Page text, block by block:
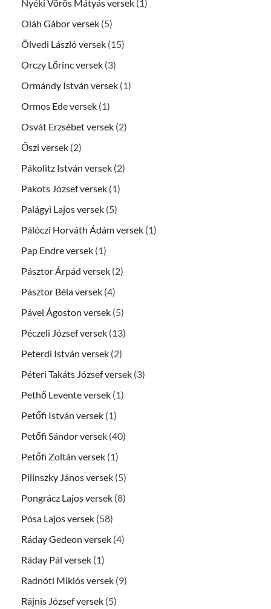
Nyéki Vörös Mátyás versek (1)
Oláh Gábor versek (5)
Ölvedi László versek (15)
Orczy Lőrinc versek (3)
Ormándy István versek (1)
Ormos Ede versek (1)
Osvát Erzsébet versek (2)
Őszi versek (2)
Pákolitz István versek (2)
Pakots József versek (1)
Palágyi Lajos versek (5)
Pálóczi Horváth Ádám versek (1)
Pap Endre versek (1)
Pásztor Árpád versek (2)
Pásztor Béla versek (4)
Pável Ágoston versek (5)
Péczeli József versek (13)
Peterdi István versek (2)
Péteri Takáts József versek (3)
Pethő Levente versek (1)
Petőfi István versek (1)
Petőfi Sándor versek (40)
Petőfi Zoltán versek (1)
Pilinszky János versek (5)
Pongrácz Lajos versek (8)
Pósa Lajos versek (58)
Ráday Gedeon versek (4)
Ráday Pál versek (1)
Radnóti Miklós versek (9)
Rájnis József versek (5)